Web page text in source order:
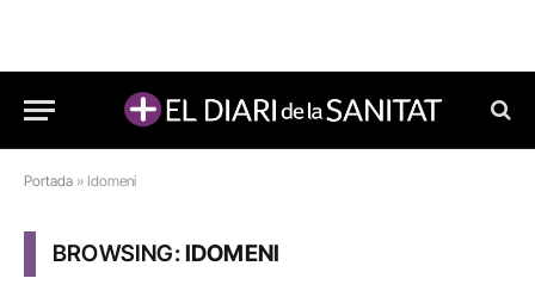
Portada » Idomeni
BROWSING:IDOMENI